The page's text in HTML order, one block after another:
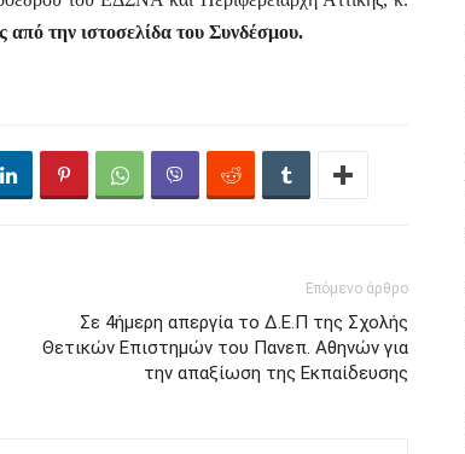
την ιστοσελίδα του Συνδέσμου.
Επόμενο άρθρο
Σε 4ήμερη απεργία το Δ.Ε.Π της Σχολής
Θετικών Επιστημών του Πανεπ. Αθηνών για
την απαξίωση της Εκπαίδευσης